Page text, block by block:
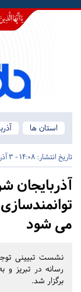
استان ها
تاریخ انتشار: 14:08 - 3 آذر 1403
آذربایجان
می شود
نشست تبیینی
رسانه در تبریز و
برگزار شد.